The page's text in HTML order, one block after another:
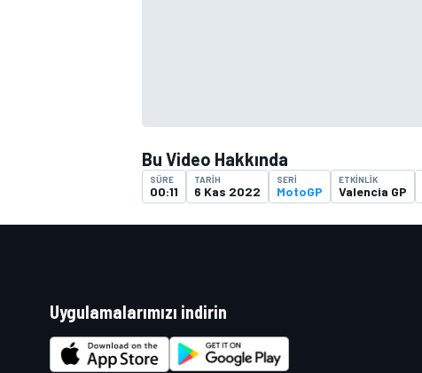
Bu Video Hakkında
SÜRE
00:11
TARIH
6 Kas 2022
SERI
MotoGP
ETKINLIK
Valencia GP
Uygulamalarımızı indirin